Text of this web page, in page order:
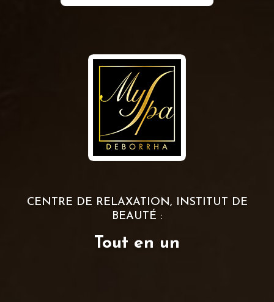
CENTRE DE RELAXATION, INSTITUT DE
BEAUTÉ :
Tout en un